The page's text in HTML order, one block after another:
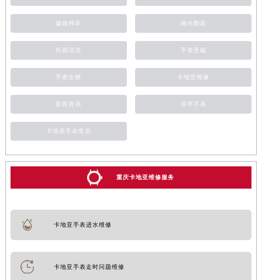
磕碰摔坏 抛光翻新
外观清洗 手表受磁
手表生锈 卡地亚维修
新闻资讯 浪琴手表
卡地亚手表售后
重庆卡地亚维修服务
卡地亚手表进水维修
卡地亚手表走时问题维修